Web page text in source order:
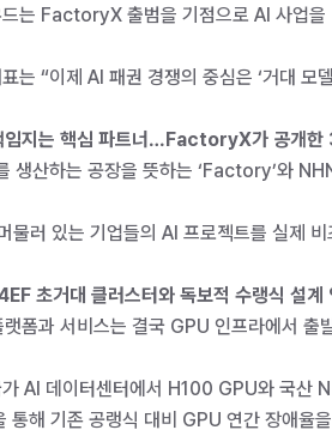
는 FactoryX 출범을 기점으로 AI 사업을
는 “이제 AI 패권 경쟁의 중심은 ‘거대
지는 핵심 파트너…FactoryX가 공개한
산하는 공장을 뜻하는 ‘Factory’와
러 있는 기업들의 AI 프로젝트를 실제
초거대 클러스터와 독보적 수랭식 설계
폼과 서비스는 결국 GPU 인프라에서 출
AI 데이터센터에서 H100 GPU와 국
통해 기존 공랭식 대비 GPU 연간 장애율